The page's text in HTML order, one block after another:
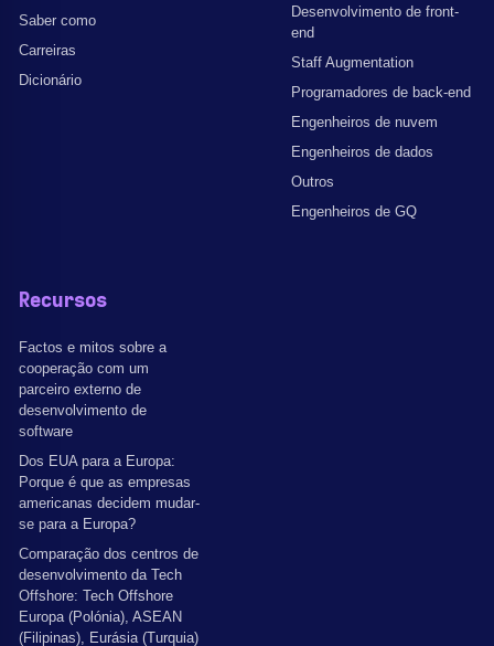
Saber como
Carreiras
Dicionário
Desenvolvimento de front-
end
Staff Augmentation
Programadores de back-end
Engenheiros de nuvem
Engenheiros de dados
Outros
Engenheiros de GQ
Recursos
Factos e mitos sobre a
cooperação com um
parceiro externo de
desenvolvimento de
software
Dos EUA para a Europa:
Porque é que as empresas
americanas decidem mudar-
se para a Europa?
Comparação dos centros de
desenvolvimento da Tech
Offshore: Tech Offshore
Europa (Polónia), ASEAN
(Filipinas), Eurásia (Turquia)